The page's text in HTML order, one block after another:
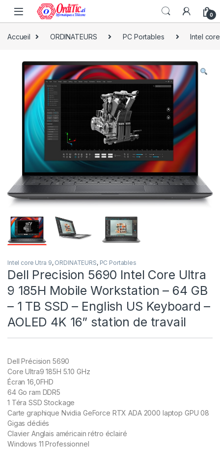
0
Accueil ORDINATEURS PC Portables Intel
Intel core Utra 9, ORDINATEURS, PC Portables
Dell Precision 5690 Intel Core Ultra
9 185H Mobile Workstation – 64 GB
– 1 TB SSD – English US Keyboard –
AOLED 4K 16” station de travail
Dell Précision 5690
Core Ultra9 185H 5.10 GHz
Écran 16,0FHD
64 Go ram DDR5
1 Téra SSD Stockage
Carte graphique Nvidia GeForce RTX ADA 2000 laptop GPU 08
Gigas dédiés
Clavier Anglais américain rétro éclairé
Windows 11 Professionnel